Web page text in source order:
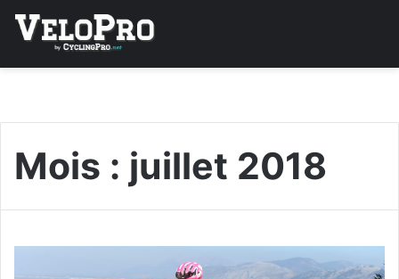
Mois : juillet 2018